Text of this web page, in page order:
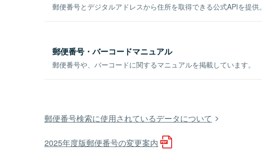
郵便番号とデジタルアドレスから住所を取得できる公式APIを提供。
郵便番号・バーコードマニュアル
郵便番号や、バーコードに関するマニュアルを掲載しています。
郵便番号検索に使用されているデータについて
2025年度版郵便番号の変更案内